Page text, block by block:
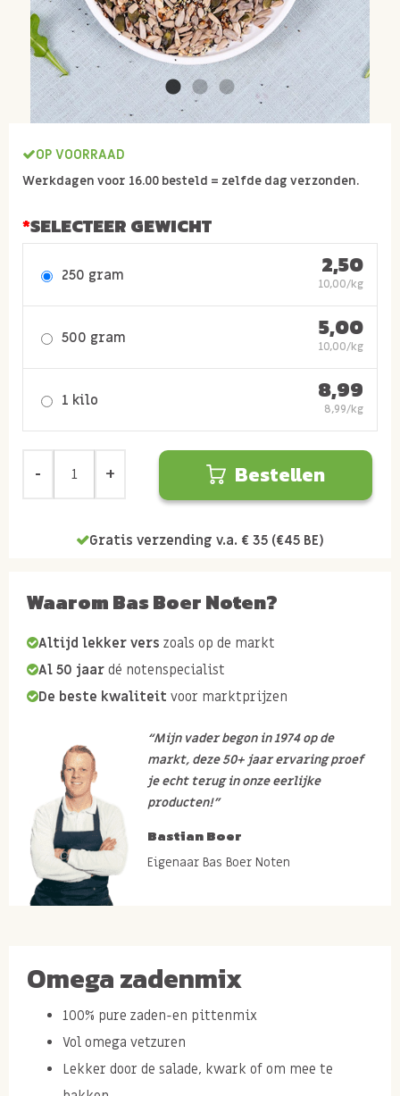
OP VOORRAAD
Werkdagen voor 16.00 besteld = zelfde dag verzonden.
SELECTEER GEWICHT
250 gram 2,50
10,00/kg
500 gram 5,00
10,00/kg
1 kilo 8,99
8,99/kg
Bestellen
Gratis verzending v.a. € 35 (€45 BE)
Waarom Bas Boer Noten?
Altijd lekker vers zoals op de markt
Al 50 jaar dé notenspecialist
De beste kwaliteit voor marktprijzen
“Mijn vader begon in 1974 op de
markt, deze 50+ jaar ervaring proef
je echt terug in onze eerlijke
producten!”
Bastian Boer
Eigenaar Bas Boer Noten
Omega zadenmix
100% pure zaden-en pittenmix
Vol omega vetzuren
Lekker door de salade, kwark of om mee te